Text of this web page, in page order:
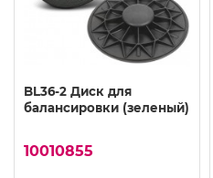
BL36-2 Диск для
балансировки (зеленый)
10010855